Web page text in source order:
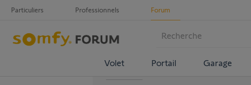
Particuliers Professionnels Forum
Volet Portail Garage